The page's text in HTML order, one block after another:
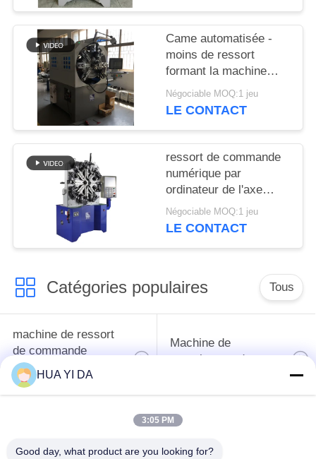
Came automatisée -
moins de ressort
formant la machine
avec haches rotatoires
de fil les 12
Négociable MOQ:1 jeu
LE CONTACT
ressort de commande
numérique par
ordinateur de l'axe
5.5KW 4 ancien/ressort
torsion de tension
Négociable MOQ:1 jeu
LE CONTACT
Catégories populaires Tous
machine de ressort
de commande
numérique par
ordinateur
Machine de
enroulement de
Machine à cintrer de
HUA YI DA
3:05 PM
Good day, what product are you looking for?